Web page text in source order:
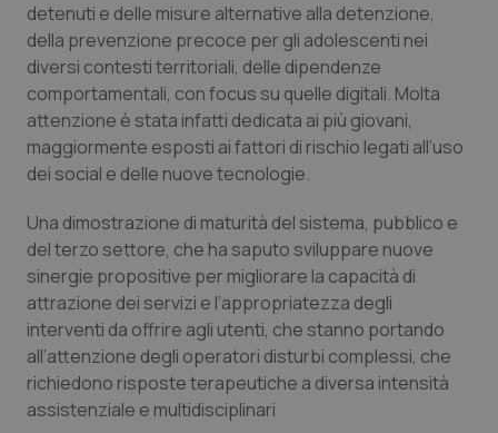
Valle D’Aosta
Veneto
Oncodermatologia
Oncoematologia
Oncologia & Nutrizione
Quotidiano Cardiologia
Quotidiano Chirurgia
Quotidiano Oncologia
detenuti e delle misure alternative alla detenzione,
della prevenzione precoce per gli adolescenti nei
diversi contesti territoriali, delle dipendenze
comportamentali, con focus su quelle digitali. Molta
attenzione è stata infatti dedicata ai più giovani,
maggiormente esposti ai fattori di rischio legati all’uso
dei social e delle nuove tecnologie.
Una dimostrazione di maturità del sistema, pubblico e
del terzo settore, che ha saputo sviluppare nuove
sinergie propositive per migliorare la capacità di
attrazione dei servizi e l’appropriatezza degli
interventi da offrire agli utenti, che stanno portando
all’attenzione degli operatori disturbi complessi, che
richiedono risposte terapeutiche a diversa intensità
assistenziale e multidisciplinari